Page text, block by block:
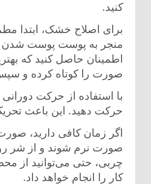
کنید.
برای اصلاح خشک، ابتدا
منجر به پوست پوست شدن
اطمینان حاصل کنید که
صورت را کوتاه کرده و
با استفاده از حرکت
حرکت دهید. این باعث
اگر زمان کافی دارید،
صورت نرم شوند و از شر
چربی، حتی می‌توانید از
کار را انجام خواهد داد.